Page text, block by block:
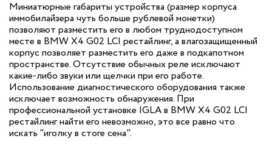
Миниатюрные габариты устройства (размер корпуса
иммобилайзера чуть больше рублевой монетки)
позволяют разместить его в любом труднодоступном
месте в BMW X4 G02 LCI рестайлинг, а влагозащищенный
корпус позволяет разместить его даже в подкапотном
пространстве. Отсутствие обычных реле исключают
какие-либо звуки или щелчки при его работе.
Использование диагностического оборудования также
исключает возможность обнаружения. При
профессиональной установке IGLA в BMW X4 G02 LCI
рестайлинг найти его невозможно, это все равно что
искать "иголку в стоге сена".